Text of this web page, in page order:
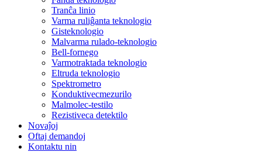
Tranĉa linio
Varma ruliĝanta teknologio
Gisteknologio
Malvarma rulado-teknologio
Bell-fornego
Varmotraktada teknologio
Eltruda teknologio
Spektrometro
Konduktivecmezurilo
Malmolec-testilo
Rezistiveca detektilo
Novaĵoj
Oftaj demandoj
Kontaktu nin